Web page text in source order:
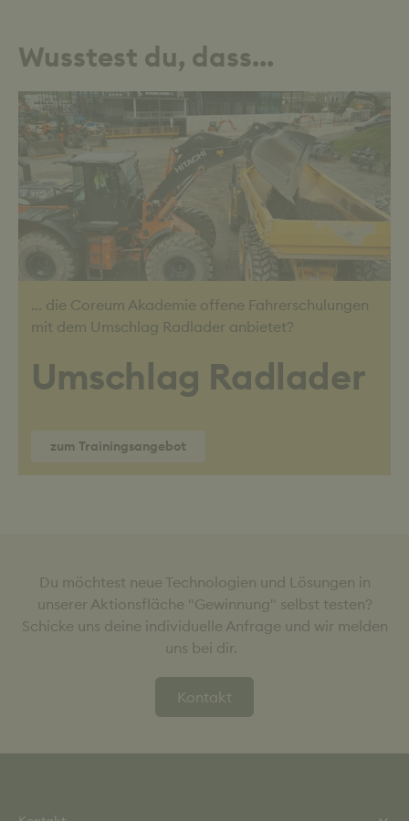
Wusstest du, dass...
... die Coreum Akademie offene Fahrerschulungen
mit dem Umschlag Radlader anbietet?
Umschlag Radlader
zum Trainingsangebot
Du möchtest neue Technologien und Lösungen in
unserer Aktionsfläche "Gewinnung" selbst testen?
Schicke uns deine individuelle Anfrage und wir melden
uns bei dir.
Kontakt